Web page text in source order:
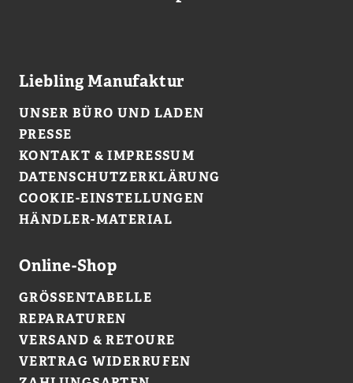
Liebling Manufaktur
UNSER BÜRO UND LADEN
PRESSE
KONTAKT & IMPRESSUM
DATENSCHUTZERKLÄRUNG
COOKIE-EINSTELLUNGEN
HÄNDLER-MATERIAL
Online-Shop
GRÖSSENTABELLE
REPARATUREN
VERSAND & RETOURE
VERTRAG WIDERRUFEN